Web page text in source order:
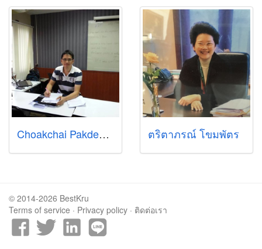
Choakchai Pakdeethai (Joe) ตริตาภรณ์ โขมพัตร
© 2014-2026 BestKru
Terms of service · Privacy policy · ติดต่อเรา